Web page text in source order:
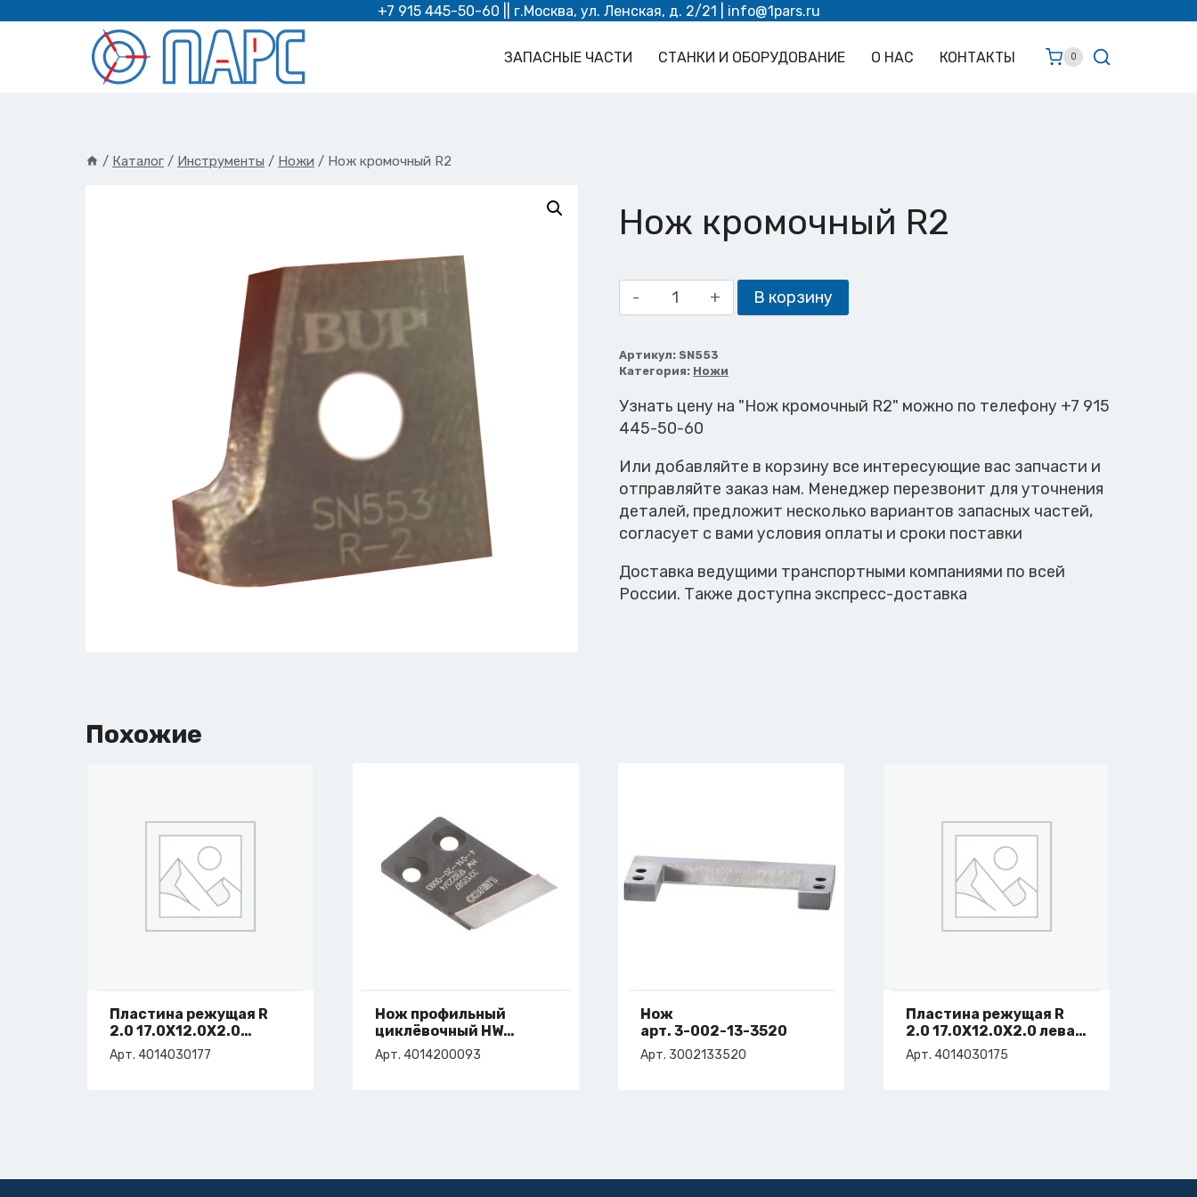
содержимому
+7 915 445-50-60 || г.Москва, ул. Ленская, д. 2/21 | info@1pars.ru
ЗАПАСНЫЕ ЧАСТИ СТАНКИ И ОБОРУДОВАНИЕ О НАС КОНТАКТЫ 0
/ Каталог / Инструменты / Ножи / Нож кромочный R2
Нож кромочный R2
Количество
товара
кромочный
R2
В корзину
Артикул: SN553
Категория: Ножи
Узнать цену на "Нож кромочный R2" можно по телефону +7 915
445-50-60
Или добавляйте в корзину все интересующие вас запчасти и
отправляйте заказ нам. Менеджер перезвонит для уточнения
деталей, предложит несколько вариантов запасных частей,
согласует с вами условия оплаты и сроки поставки
Доставка ведущими транспортными компаниями по всей
России. Также доступна экспресс-доставка
Похожие
Пластина режущая R
2.0 17.0X12.0X2.0
правая
арт. 4-014-03-0177
Арт. 4014030177
Нож профильный
циклёвочный HW
32x55x4,5/3,0 L
арт. 4-014-20-0093
Арт. 4014200093
Нож
арт. 3-002-13-3520
Арт. 3002133520
Пластина режущая R
2.0 17.0X12.0X2.0 левая
арт. 4-014-03-0175
Арт. 4014030175